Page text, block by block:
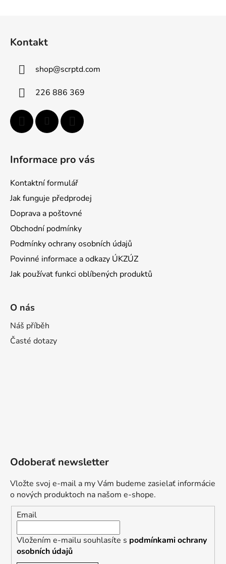
Kontakt
shop@scrptd.com
226 886 369
Informace pro vás
Kontaktní formulář
Jak funguje předprodej
Doprava a poštovné
Obchodní podmínky
Podmínky ochrany osobních údajů
Povinné informace a odkazy ÚKZÚZ
Jak používat funkci oblíbených produktů
O nás
Náš příběh
Časté dotazy
Odoberať newsletter
Vložte svoj e-mail a my Vám budeme zasielať informácie
o nových produktoch na našom e-shope.
Email
Vložením e-mailu souhlasíte s podmínkami ochrany
osobních údajů